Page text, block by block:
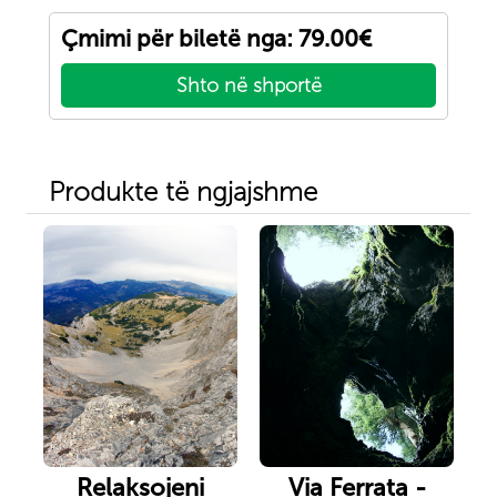
Çmimi për biletë nga: 79.00€
Shto në shportë
Produkte të ngjajshme
Relaksojeni Via Ferrata -